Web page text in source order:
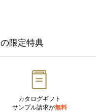
限定特典
カタログギフト
サンプル請求が無料